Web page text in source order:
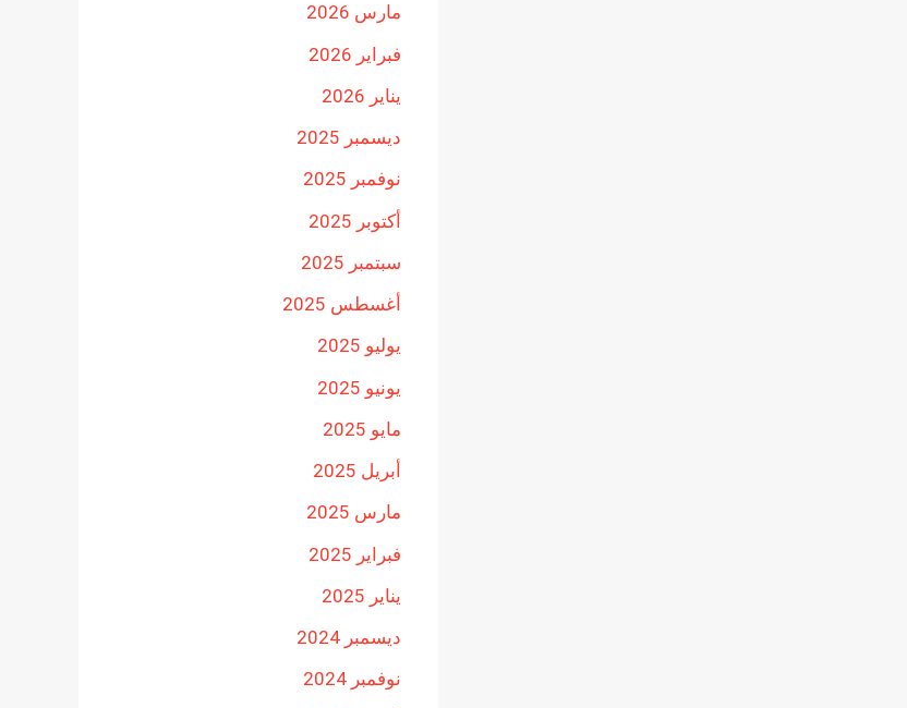
مارس 2026
فبراير 2026
يناير 2026
ديسمبر 2025
نوفمبر 2025
أكتوبر 2025
سبتمبر 2025
أغسطس 2025
يوليو 2025
يونيو 2025
مايو 2025
أبريل 2025
مارس 2025
فبراير 2025
يناير 2025
ديسمبر 2024
نوفمبر 2024